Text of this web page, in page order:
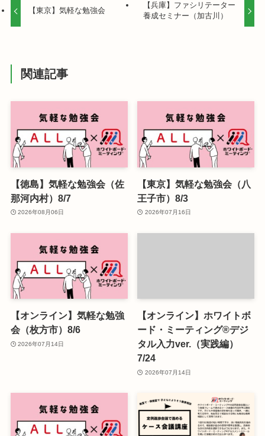
【東京】気軽な勉強会
【兵庫】ファシリテーター
養成セミナー（加古川）
関連記事
【徳島】気軽な勉強会（佐
那河内村）8/7
2026年08月06日
【東京】気軽な勉強会（八
王子市）8/3
2026年07月16日
【オンライン】気軽な勉強
会（枚方市）8/6
2026年07月14日
【オンライン】ホワイトボ
ード・ミーティング®デジ
タル入力ver.（実践編）
7/24
2026年07月14日